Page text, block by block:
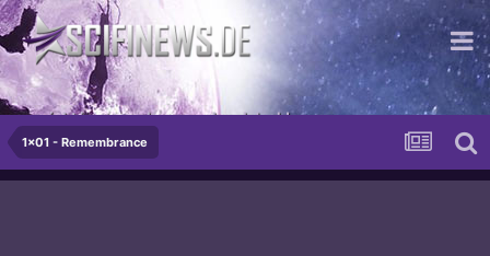
...nicht immer - aber manchmal doch!
1x01 - Remembrance